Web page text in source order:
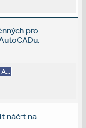
pro
A...
náčrt na